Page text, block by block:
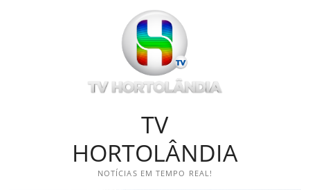
TV
HORTOLÂNDIA
NOTÍCIAS EM TEMPO REAL!